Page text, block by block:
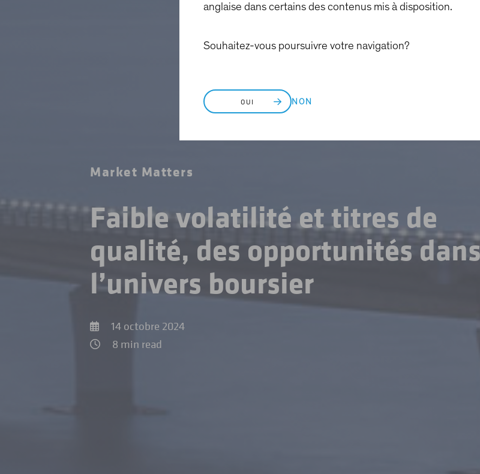
Market Matters
Faible volatilité et titres de
qualité, des opportunités
l’univers boursier
14 octobre 2024
8 min read
anglaise dans certains des contenus mis à disposition.
Souhaitez-vous poursuivre votre navigation?
OUI NON